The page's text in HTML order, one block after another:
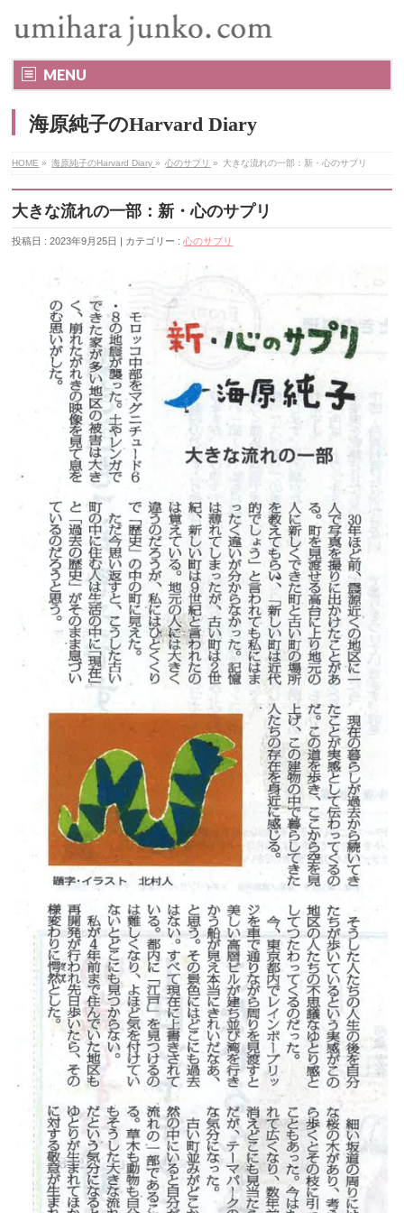
MENU
海原純子のHarvard Diary
HOME » 海原純子のHarvard Diary» 心のサプリ » 大きな流れの一部：新・心のサプリ
大きな流れの一部：新・心のサプリ
投稿日 : 2023年9月25日 | カテゴリー :心のサプリ